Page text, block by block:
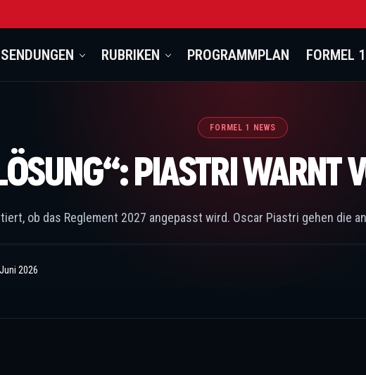
SENDUNGEN RUBRIKEN PROGRAMMPLAN FORMEL
FORMEL 1 NEWS
PIASTRI WARNT
ob das Reglement 2027 angepasst wird. Oscar Piastri gehen die
2026